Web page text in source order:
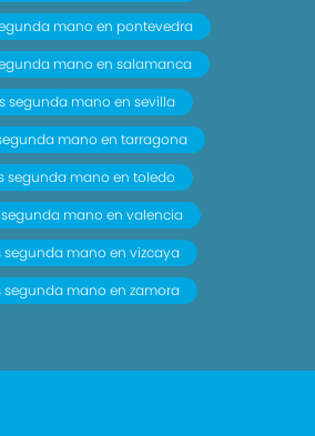
mano en pontevedra
mano en salamanca
segunda mano en sevilla
mano en tarragona
segunda mano en toledo
mano en valencia
segunda mano en vizcaya
segunda mano en zamora